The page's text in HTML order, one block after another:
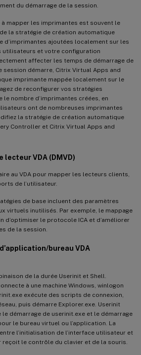
du démarrage de la session.
mapper les imprimantes est souvent le
la stratégie de création automatique
d’imprimantes ajoutées localement sur les
utilisateurs et votre configuration
affecter les temps de démarrage de
session démarre, Citrix Virtual Apps and
imprimante mappée localement sur le
de reconfigurer vos stratégies
le nombre d’imprimantes créées, en
ont de nombreuses imprimantes
la stratégie de création automatique
Controller et Citrix Virtual Apps and
lecteur VDA (DMVD)
au VDA pour mapper les lecteurs clients,
de l’utilisateur.
de base incluent des paramètres
virtuels inutilisés. Par exemple, le mappage
d’optimiser le protocole ICA et d’améliorer
de la session.
bureau VDA
de la durée Userinit et Shell.
à une machine Windows, winlogon
exécute des scripts de connexion,
puis démarre Explorer.exe. Userinit
démarrage de userinit.exe et le démarrage
le bureau virtuel ou l’application. La
l’initialisation de l’interface utilisateur et
reçoit le contrôle du clavier et de la souris.